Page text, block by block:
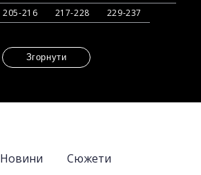
205-216 217-228 229-237
Згорнути
Новини
Сюжети